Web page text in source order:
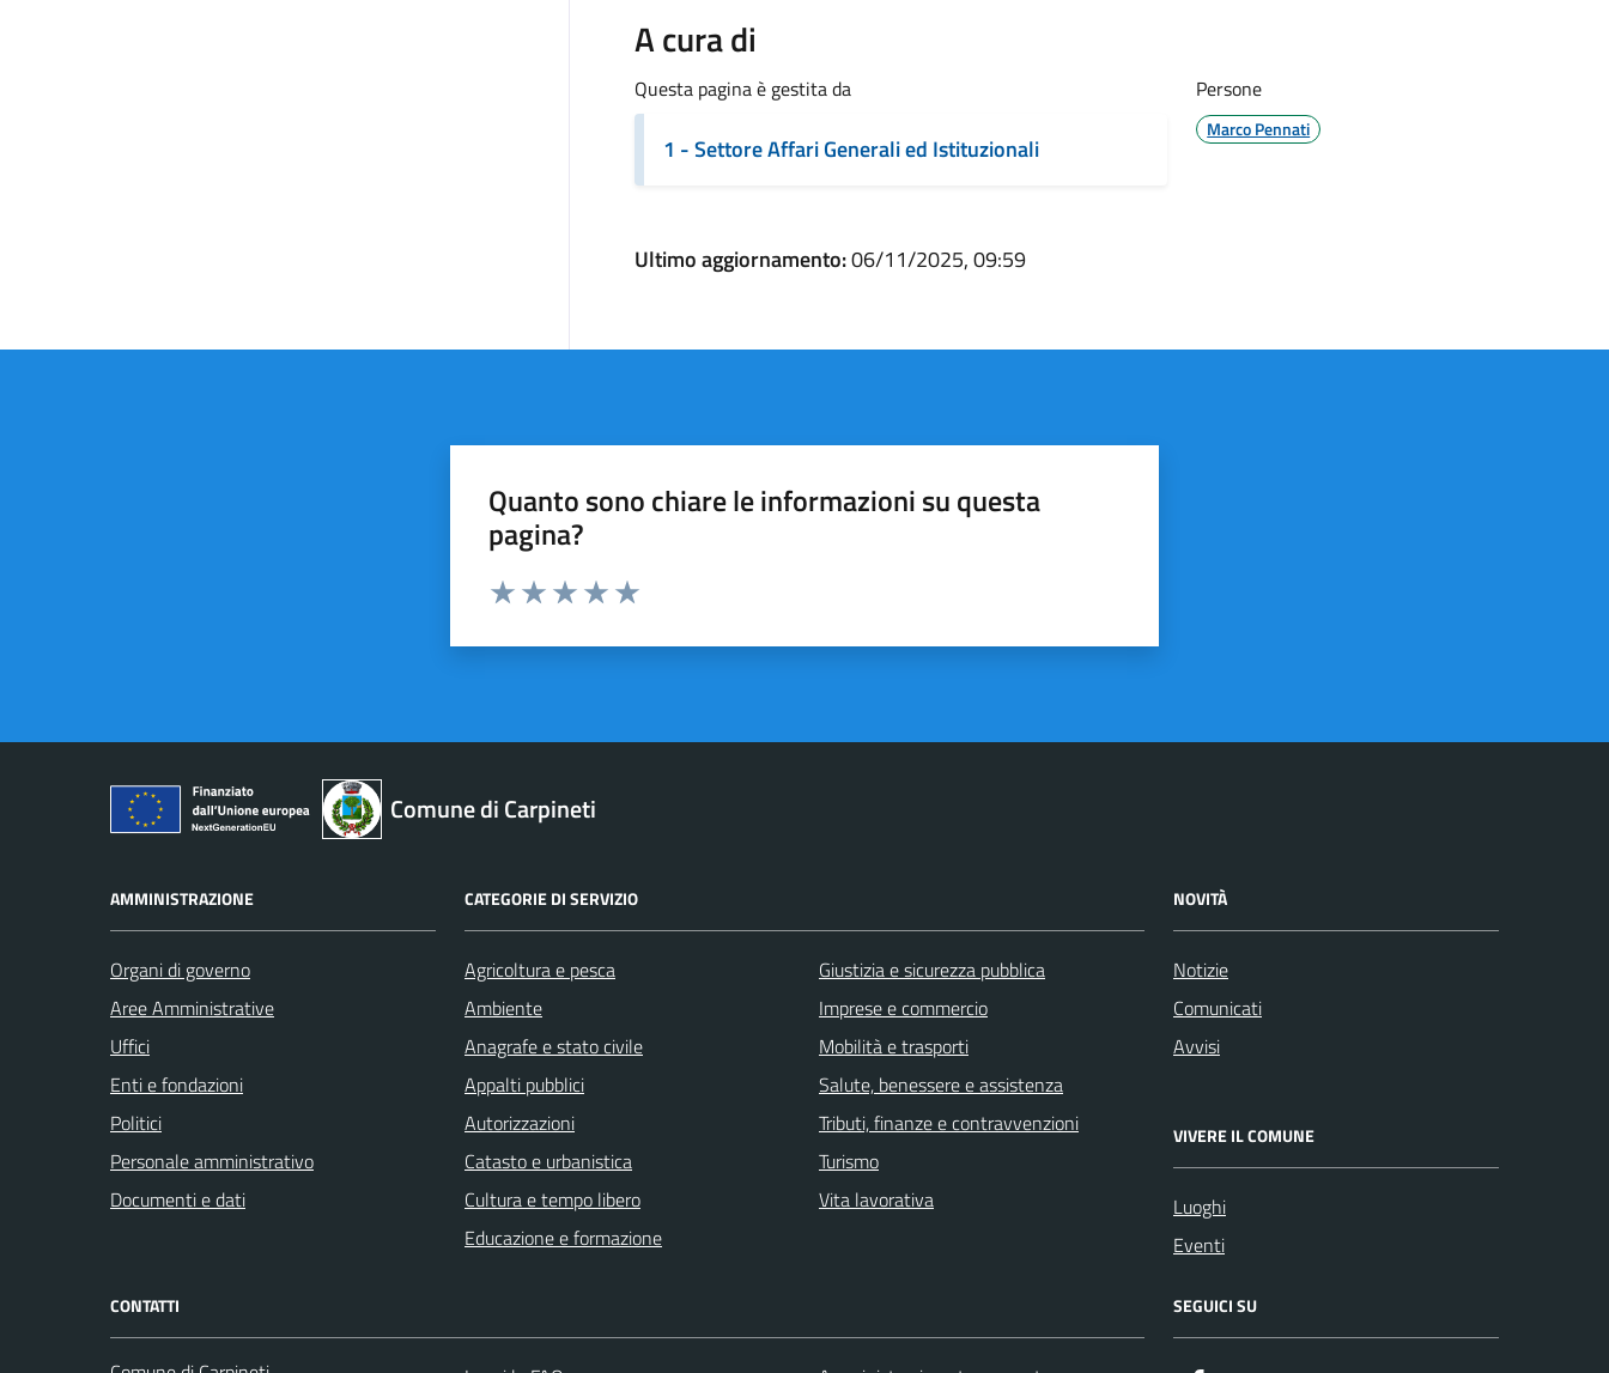
A cura di
Questa pagina è gestita da
1 - Settore Affari Generali ed Istituzionali
Persone
Marco Pennati
Ultimo aggiornamento:06/11/2025, 09:59
Quanto sono chiare le informazioni su questa
pagina?
Comune di Carpineti
AMMINISTRAZIONE
Organi di governo
Aree Amministrative
Uffici
Enti e fondazioni
Politici
Personale amministrativo
Documenti e dati
CATEGORIE DI SERVIZIO
Agricoltura e pesca
Ambiente
Anagrafe e stato civile
Appalti pubblici
Autorizzazioni
Catasto e urbanistica
Cultura e tempo libero
Educazione e formazione
Giustizia e sicurezza pubblica
Imprese e commercio
Mobilità e trasporti
Salute, benessere e assistenza
Tributi, finanze e contravvenzioni
Turismo
Vita lavorativa
NOVITÀ
Notizie
Comunicati
Avvisi
VIVERE IL COMUNE
Luoghi
Eventi
CONTATTI SEGUICI SU